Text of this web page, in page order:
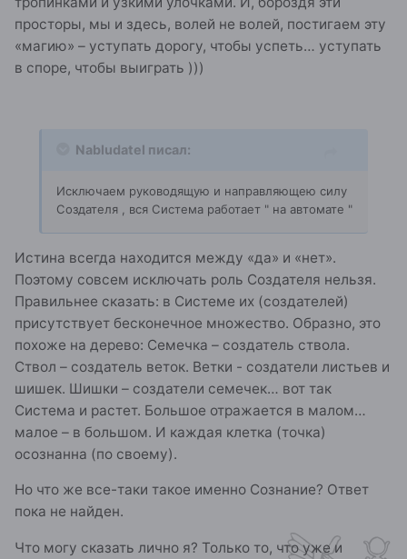
просторы, мы и здесь, волей не волей, постигаем эту
«магию» – уступать дорогу, чтобы успеть… уступать
в споре, чтобы выиграть )))
Nabludatel писал:
Исключаем руководящую и направляющею силу
Создателя , вся Система работает " на автомате "
Истина всегда находится между «да» и «нет».
Поэтому совсем исключать роль Создателя нельзя.
Правильнее сказать: в Системе их (создателей)
присутствует бесконечное множество. Образно, это
похоже на дерево: Семечка – создатель ствола.
Ствол – создатель веток. Ветки - создатели листьев и
шишек. Шишки – создатели семечек… вот так
Система и растет. Большое отражается в малом…
малое – в большом. И каждая клетка (точка)
осознанна (по своему).
Но что же все-таки такое именно Сознание? Ответ
пока не найден.
Что могу сказать лично я? Только то, что уже и